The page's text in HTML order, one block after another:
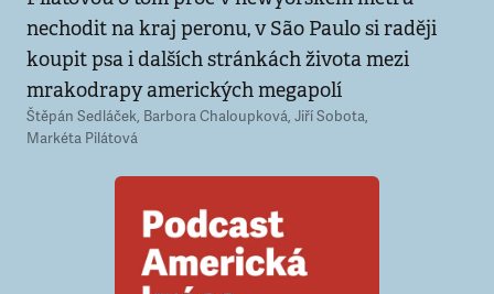
nechodit na kraj peronu, v São Paulo si raději
koupit psa i dalších stránkách života mezi
mrakodrapy amerických megapolí
Štěpán Sedláček, Barbora Chaloupková, Jiří Sobota,
Markéta Pilátová